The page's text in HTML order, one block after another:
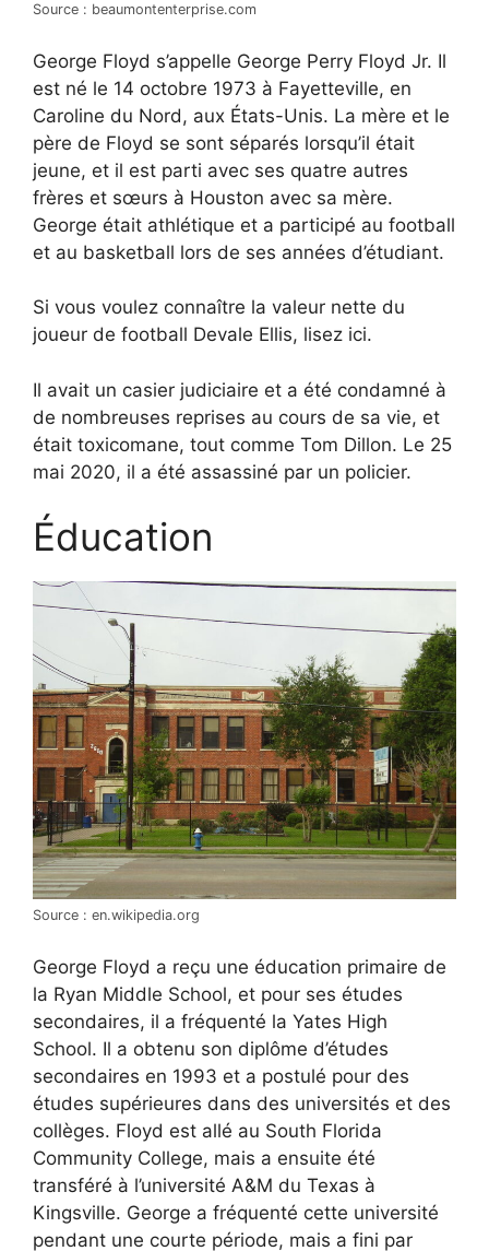
Source : beaumontenterprise.com
George Floyd s’appelle George Perry Floyd Jr. Il
est né le 14 octobre 1973 à Fayetteville, en
Caroline du Nord, aux États-Unis. La mère et le
père de Floyd se sont séparés lorsqu’il était
jeune, et il est parti avec ses quatre autres
frères et sœurs à Houston avec sa mère.
George était athlétique et a participé au football
et au basketball lors de ses années d’étudiant.
Si vous voulez connaître la valeur nette du
joueur de football Devale Ellis, lisez ici.
Il avait un casier judiciaire et a été condamné à
de nombreuses reprises au cours de sa vie, et
était toxicomane, tout comme Tom Dillon. Le 25
mai 2020, il a été assassiné par un policier.
Éducation
Source : en.wikipedia.org
George Floyd a reçu une éducation primaire de
la Ryan Middle School, et pour ses études
secondaires, il a fréquenté la Yates High
School. Il a obtenu son diplôme d’études
secondaires en 1993 et a postulé pour des
études supérieures dans des universités et des
collèges. Floyd est allé au South Florida
Community College, mais a ensuite été
transféré à l’université A&M du Texas à
Kingsville. George a fréquenté cette université
pendant une courte période, mais a fini par